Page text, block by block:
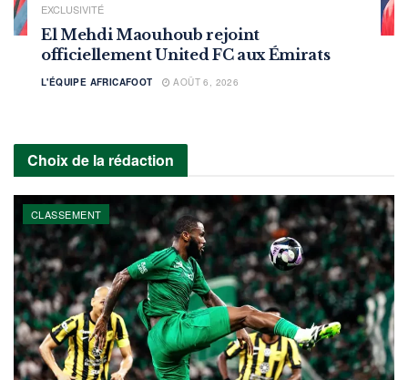
EXCLUSIVITÉ
El Mehdi Maouhoub rejoint
officiellement United FC aux Émirats
L'ÉQUIPE AFRICAFOOT AOÛT 6, 2026
Choix de la rédaction
CLASSEMENT